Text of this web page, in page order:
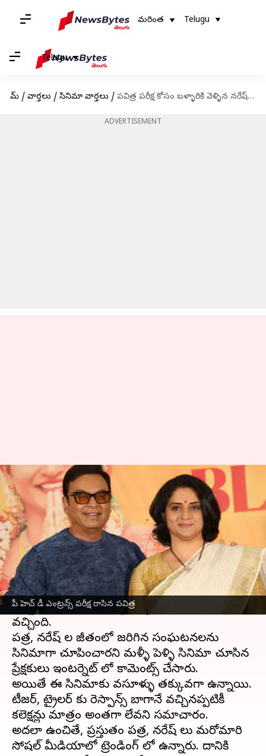
మరింత Telugu
Telugu
హోమ్ / వార్తలు / సినిమా వార్తలు / పవిత్ర పరీక్ష కోసం బళ్ళారికి వెళ్ళిన నరేష్: నెటిజన్లు ఏమంటున్నారంటే?
ADVERTISEMENT
పీ హెచ్ డీ ఎంట్రన్స్ పరీక్ష రాసిన పవిత్ర
పవిత్ర పరీక్ష కోసం బళ్ళారికి వెళ్ళిన
నరేష్: నెటిజన్లు ఏమంటున్నారంటే?
వ్రాసిన వారు Sriram Pranateja Jun 02, 2023 04:21 pm
ఈ వార్తాకథనం ఏంటి
పవిత్ర, నరేష్.. ఈ రెండు పేర్లు సోషల్ మీడియాలో
తరచుగా ట్రెండింగ్ లో ఉంటున్నాయి. రీసెంట్ గా
వీరిద్దరూ నటించినమళ్ళీ పెళ్ళి
సినిమా, థియేటర్లలోకి
వచ్చింది.
పవిత్ర, నరేష్ ల జీవితంలో జరిగిన సంఘటనలను
సినిమాగా చూపించారని మళ్ళీ పెళ్ళి సినిమా చూసిన
ప్రేక్షకులు ఇంటర్నెట్ లో కామెంట్స్ చేసారు.
అయితే ఈ సినిమాకు వసూళ్ళు తక్కువగా ఉన్నాయి.
టీజర్, ట్రైలర్ కు రెస్పాన్స్ బాగానే వచ్చినప్పటికీ
కలెక్షన్లు మాత్రం అంతగా లేవని సమాచారం.
అదలా ఉంచితే, ప్రస్తుతం పవిత్ర, నరేష్ లు మరోమారి
సోషల్ మీడియాలో ట్రెండింగ్ లో ఉన్నారు. దానికి